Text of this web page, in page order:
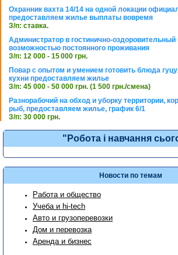
Охранник вахта 14/14 на одной локации
предоставляем жилье выплаты вовремя
З/п: ставка.
Администратор в гостинично-оздоровительный
возможностью постоянного проживания
З/п: 12 000 - 15 000 грн.
Повар с опытом и умением готовить блюда
кухни предоставляем жилье
З/п: 45 000 - 50 000 грн. (1 500 грн./смена)
Разнорабочий на обход и уборку территории,
рыб, предоставляем жилье, график 6/1
З/п: 30 000 грн.
"Робота і навчання
Новости по темам
Работа и общество
Учеба и hi-tech
Авто и грузоперевозки
Дом и перевозка
Аренда и бизнес